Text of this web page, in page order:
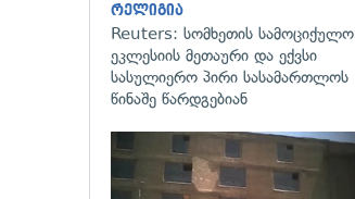
რელიგია
Reuters: სომხეთის სამოციქულო
ეკლესიის მეთაური და ექვსი
სასულიერო პირი სასამართლოს
წინაშე წარდგებიან